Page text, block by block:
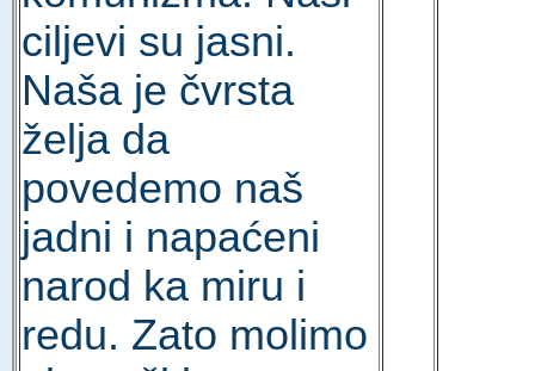
ciljevi su jasni.
Naša je čvrsta
želja da
povedemo naš
jadni i napaćeni
narod ka miru i
redu. Zato molimo